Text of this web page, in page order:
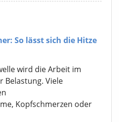
So lässt sich die Hitze
wird die Arbeit im
Belastung. Viele
Kopfschmerzen oder